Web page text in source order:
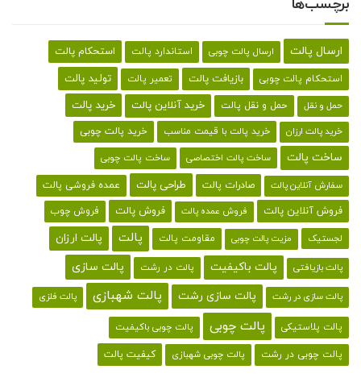
برچسب‌ها
ارسال پالت ارسال پالت چوبی استاندارد پالت استحکام پالت
استحکام پالت چوبی بازیافت پالت تعمیر پالت تولید پالت
حمل و نقل حمل و نقل پالت خرید آنلاین پالت خرید پالت
خرید پالت ارزان خرید پالت با قیمت مناسب خرید پالت چوبی
ساخت پالت ساخت پالت اختصاصی ساخت پالت چوبی
سفارش آنلاین پالت صادرات پالت طراحی پالت عمده فروشی پالت
فروش آنلاین پالت فروش عمده پالت فروش پالت فروش چوب
لجستیک مزیت پالت چوبی مقاومت پالت پالت پالت ارزان
پالت بازیافتی پالت باکیفیت پالت در رشت پالت سازی
پالت سازی در رشت پالت سازی رشت پالت شهبازی پالت فلزی
پالت پلاستیکی پالت چوبی پالت چوبی باکیفیت
پالت چوبی در رشت پالت چوبی شهبازی کیفیت پالت